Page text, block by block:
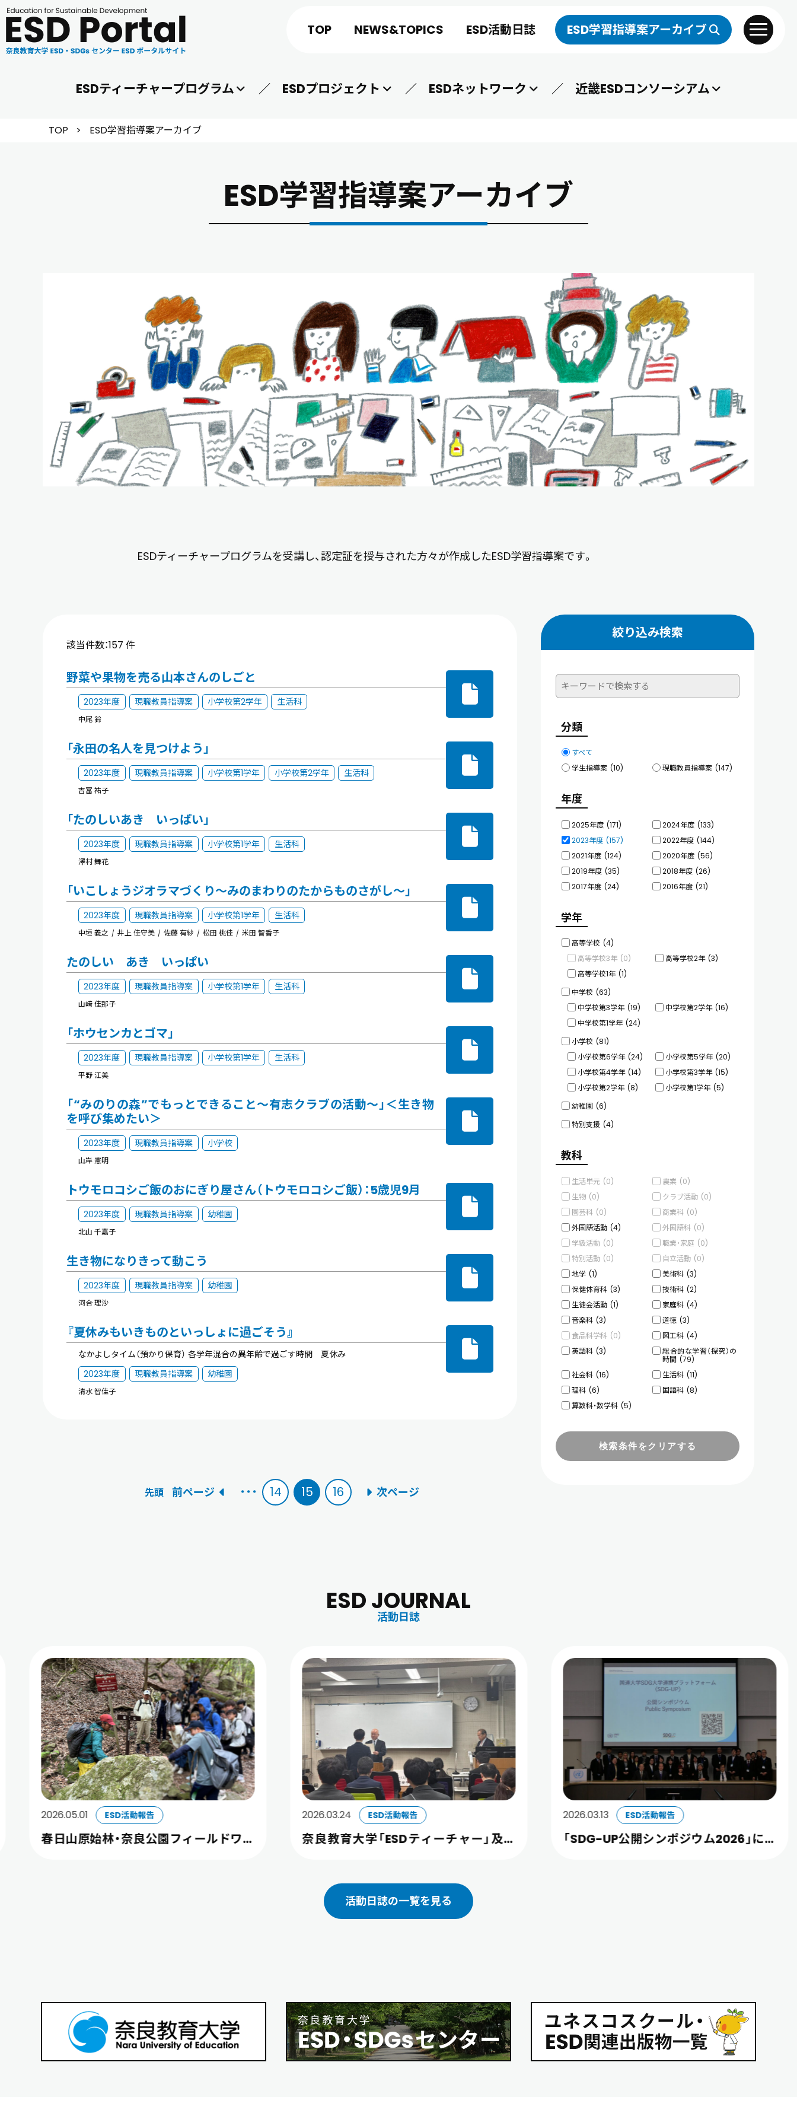
TOP NEWS&TOPICS ESD活動日誌 ESD学習指導案アーカイブ
ESDティーチャープログラム ESDプロジェクト ESDネットワーク 近畿ESDコンソーシアム
toggle
TOP > ESD学習指導案アーカイブ
ESD学習指導案アーカイブ
ESDティーチャープログラムを受講し、認定証を授与された方々が作成したESD学習指導案です。
絞り込み検索
分類
すべて
学生指導案 (10) 現職教員指導案 (147)
年度
2025年度 (171) 2024年度 (133)
2023年度 (157) 2022年度 (144)
2021年度 (124) 2020年度 (56)
2019年度 (35) 2018年度 (26)
2017年度 (24) 2016年度 (21)
学年
高等学校 (4)
高等学校3年 (0) 高等学校2年 (3)
高等学校1年 (1)
中学校 (63)
中学校第3学年 (19) 中学校第2学年 (16)
中学校第1学年 (24)
小学校 (81)
小学校第6学年 (24) 小学校第5学年 (20)
小学校第4学年 (14) 小学校第3学年 (15)
小学校第2学年 (8) 小学校第1学年 (5)
幼稚園 (6)
特別支援 (4)
教科
生活単元 (0) 農業 (0)
生物 (0) クラブ活動 (0)
園芸科 (0) 商業科 (0)
外国語活動 (4) 外国語科 (0)
学級活動 (0) 職業・家庭 (0)
特別活動 (0) 自立活動 (0)
地学 (1) 美術科 (3)
保健体育科 (3) 技術科 (2)
生徒会活動 (1) 家庭科 (4)
音楽科 (3) 道徳 (3)
食品科学科 (0) 図工科 (4)
英語科 (3)
総合的な学習（探究）の
時間 (79)
社会科 (16) 生活科 (11)
理科 (6) 国語科 (8)
算数科・数学科 (5)
該当件数：157 件
野菜や果物を売る山本さんのしごと
2023年度 現職教員指導案 小学校第2学年 生活科
中尾 鈴
「永田の名人を見つけよう」
2023年度 現職教員指導案 小学校第1学年 小学校第2学年 生活科
吉冨 祐子
「たのしいあき いっぱい」
2023年度 現職教員指導案 小学校第1学年 生活科
澤村 舞花
「いこしょうジオラマづくり～みのまわりのたからものさがし～」
2023年度 現職教員指導案 小学校第1学年 生活科
中垣 義之 井上 佳守美 佐藤 有紗 松田 桃佳 米田 智香子
たのしい あき いっぱい
2023年度 現職教員指導案 小学校第1学年 生活科
山﨑 佳那子
「ホウセンカとゴマ」
2023年度 現職教員指導案 小学校第1学年 生活科
平野 江美
「“みのりの森”でもっとできること～有志クラブの活動～」＜生き物
を呼び集めたい＞
2023年度 現職教員指導案 小学校
山岸 憲明
トウモロコシご飯のおにぎり屋さん（トウモロコシご飯）：5歳児9月
2023年度 現職教員指導案 幼稚園
北山 千嘉子
生き物になりきって動こう
2023年度 現職教員指導案 幼稚園
河合 理沙
『夏休みもいきものといっしょに過ごそう』
なかよしタイム（預かり保育） 各学年混合の異年齢で過ごす時間 夏休み
2023年度
現職教員指導案 幼稚園
清水 智佳子
先頭 前ページ ・・・ 14 15 16 次ページ
ESD JOURNAL
活動日誌
2026.05.01 ESD活動報告
春日山原始林・奈良公園フィールドワー
2026.03.24 ESD活動報告
奈良教育大学「ESDティーチャー」及び
2026.03.13 ESD活動報告
「SDG-UP公開シンポジウム2026」に本
活動日誌の一覧を見る